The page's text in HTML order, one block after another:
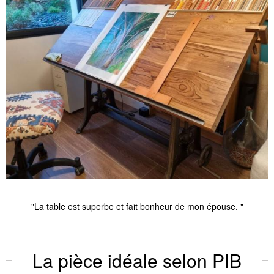
"La table est superbe et fait bonheur de mon épouse. "
La pièce idéale selon PIB